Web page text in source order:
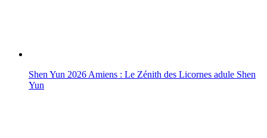
Shen Yun 2026 Amiens : Le Zénith des Licornes adule Shen
Yun